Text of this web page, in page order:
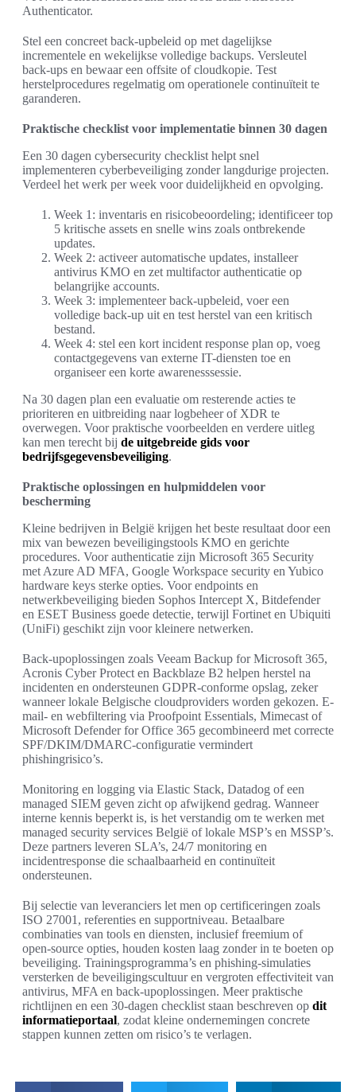
Authenticator.
Stel een concreet back-upbeleid op met dagelijkse
incrementele en wekelijkse volledige backups. Versleutel
back-ups en bewaar een offsite of cloudkopie. Test
herstelprocedures regelmatig om operationele continuïteit te
garanderen.
Praktische checklist voor implementatie binnen 30 dagen
Een 30 dagen cybersecurity checklist helpt snel
implementeren cyberbeveiliging zonder langdurige projecten.
Verdeel het werk per week voor duidelijkheid en opvolging.
Week 1: inventaris en risicobeoordeling; identificeer top
5 kritische assets en snelle wins zoals ontbrekende
updates.
Week 2: activeer automatische updates, installeer
antivirus KMO en zet multifactor authenticatie op
belangrijke accounts.
Week 3: implementeer back-upbeleid, voer een
volledige back-up uit en test herstel van een kritisch
bestand.
Week 4: stel een kort incident response plan op, voeg
contactgegevens van externe IT-diensten toe en
organiseer een korte awarenesssessie.
Na 30 dagen plan een evaluatie om resterende acties te
prioriteren en uitbreiding naar logbeheer of XDR te
overwegen. Voor praktische voorbeelden en verdere uitleg
kan men terecht bij de uitgebreide gids voor
bedrijfsgegevensbeveiliging.
Praktische oplossingen en hulpmiddelen voor
bescherming
Kleine bedrijven in België krijgen het beste resultaat door een
mix van bewezen beveiligingstools KMO en gerichte
procedures. Voor authenticatie zijn Microsoft 365 Security
met Azure AD MFA, Google Workspace security en Yubico
hardware keys sterke opties. Voor endpoints en
netwerkbeveiliging bieden Sophos Intercept X, Bitdefender
en ESET Business goede detectie, terwijl Fortinet en Ubiquiti
(UniFi) geschikt zijn voor kleinere netwerken.
Back-upoplossingen zoals Veeam Backup for Microsoft 365,
Acronis Cyber Protect en Backblaze B2 helpen herstel na
incidenten en ondersteunen GDPR-conforme opslag, zeker
wanneer lokale Belgische cloudproviders worden gekozen. E-
mail- en webfiltering via Proofpoint Essentials, Mimecast of
Microsoft Defender for Office 365 gecombineerd met correcte
SPF/DKIM/DMARC-configuratie vermindert
phishingrisico’s.
Monitoring en logging via Elastic Stack, Datadog of een
managed SIEM geven zicht op afwijkend gedrag. Wanneer
interne kennis beperkt is, is het verstandig om te werken met
managed security services België of lokale MSP’s en MSSP’s.
Deze partners leveren SLA’s, 24/7 monitoring en
incidentresponse die schaalbaarheid en continuïteit
ondersteunen.
Bij selectie van leveranciers let men op certificeringen zoals
ISO 27001, referenties en supportniveau. Betaalbare
combinaties van tools en diensten, inclusief freemium of
open-source opties, houden kosten laag zonder in te boeten op
beveiliging. Trainingsprogramma’s en phishing-simulaties
versterken de beveiligingscultuur en vergroten effectiviteit van
antivirus, MFA en back-upoplossingen. Meer praktische
richtlijnen en een 30-dagen checklist staan beschreven op dit
informatieportaal, zodat kleine ondernemingen concrete
stappen kunnen zetten om risico’s te verlagen.